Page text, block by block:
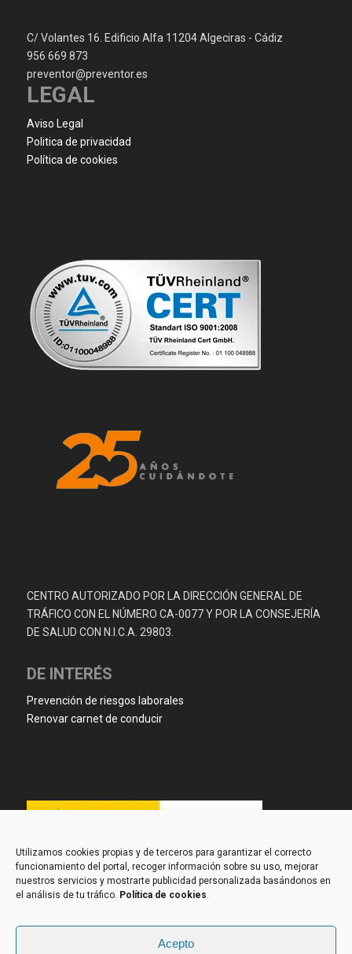
Utilizamos cookies propias y de terceros para garantizar el correcto
funcionamiento del portal, recoger información sobre su uso, mejorar
nuestros servicios y mostrarte publicidad personalizada basándonos en
el análisis de tu tráfico. Política de cookies.
Acepto
C/ Volantes 16. Edificio Alfa 11204 Algeciras - Cádiz
956 669 873
preventor@preventor.es
LEGAL
Aviso Legal
Politica de privacidad
Política de cookies
CENTRO AUTORIZADO POR LA DIRECCIÓN GENERAL DE
TRÁFICO CON EL NÚMERO CA-0077 Y POR LA CONSEJERÍA
DE SALUD CON N.I.C.A. 29803.
DE INTERÉS
Prevención de riesgos laborales
Renovar carnet de conducir